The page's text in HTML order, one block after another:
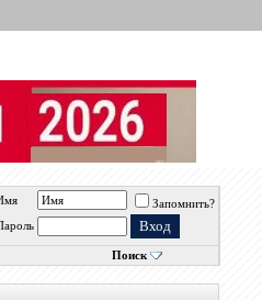
Запомнить?
Поиск